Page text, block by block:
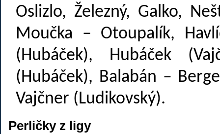
Oslizlo, Železný, Galko,
Moučka – Otoupalík,
(Hubáček), Hubáček
(Hubáček), Balabán –
Vajčner (Ludikovský).
Perličky z ligy